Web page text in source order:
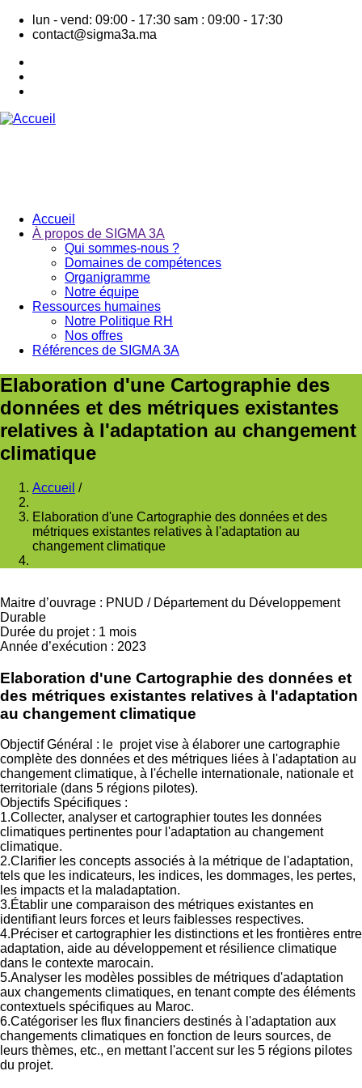
Aller
principal
lun - vend: 09:00 - 17:30 sam : 09:00 - 17:30
contact@sigma3a.ma
Navigation
principale
Accueil
À propos de SIGMA 3A
Qui sommes-nous ?
Domaines de compétences
Organigramme
Notre équipe
Ressources humaines
Notre Politique RH
Nos offres
Références de SIGMA 3A
Elaboration d'une Cartographie des
données et des métriques existantes
relatives à l'adaptation au changement
climatique
Fil
d'Ariane
Accueil /
Elaboration d'une Cartographie des données et des
métriques existantes relatives à l'adaptation au
changement climatique
Maitre d’ouvrage : PNUD / Département du Développement
Durable
Durée du projet : 1 mois
Année d’exécution : 2023
Elaboration d'une Cartographie des données et
des métriques existantes relatives à l'adaptation
au changement climatique
Objectif Général : le projet vise à élaborer une cartographie
complète des données et des métriques liées à l'adaptation au
changement climatique, à l'échelle internationale, nationale et
territoriale (dans 5 régions pilotes).
Objectifs Spécifiques :
1.Collecter, analyser et cartographier toutes les données
climatiques pertinentes pour l'adaptation au changement
climatique.
2.Clarifier les concepts associés à la métrique de l'adaptation,
tels que les indicateurs, les indices, les dommages, les pertes,
les impacts et la maladaptation.
3.Établir une comparaison des métriques existantes en
identifiant leurs forces et leurs faiblesses respectives.
4.Préciser et cartographier les distinctions et les frontières entre
adaptation, aide au développement et résilience climatique
dans le contexte marocain.
5.Analyser les modèles possibles de métriques d'adaptation
aux changements climatiques, en tenant compte des éléments
contextuels spécifiques au Maroc.
6.Catégoriser les flux financiers destinés à l'adaptation aux
changements climatiques en fonction de leurs sources, de
leurs thèmes, etc., en mettant l'accent sur les 5 régions pilotes
du projet.